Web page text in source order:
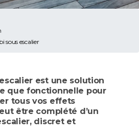
sous escalier
est une solution
que fonctionnelle pour
tous vos effets
être complété d’un
discret et